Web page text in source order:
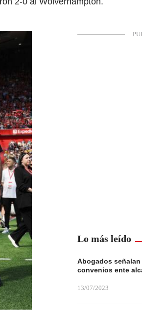
Lo más leído
Abogados
convenios ente
13/07/2023